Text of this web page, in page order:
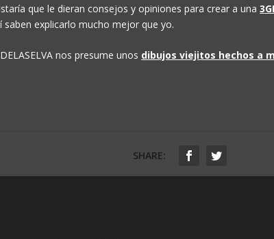
que le dieran consejos y opiniones para crear a una
saben explicarlo mucho mejor que yo.
nos presume unos dibujos viejitos hechos a
SHARE: